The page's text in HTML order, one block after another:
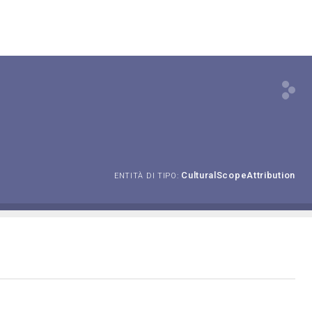
ENTITÀ DI TIPO: CulturalScopeAttribution